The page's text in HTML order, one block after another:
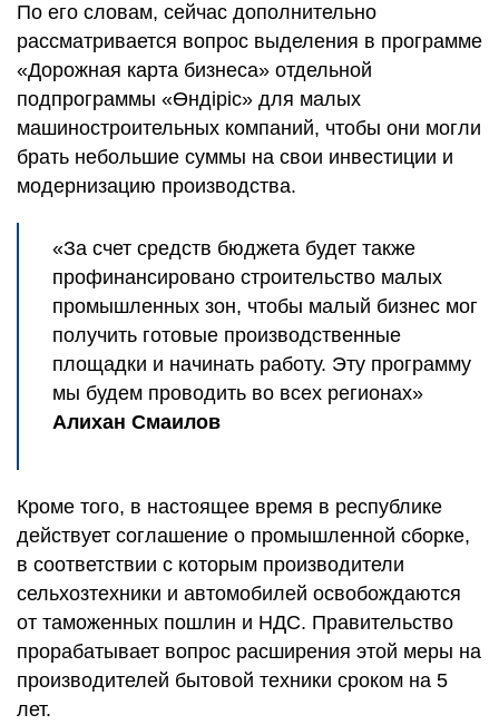
По его словам, сейчас дополнительно
рассматривается вопрос выделения в программе
«Дорожная карта бизнеса» отдельной
подпрограммы «Өндіріс» для малых
машиностроительных компаний, чтобы они могли
брать небольшие суммы на свои инвестиции и
модернизацию производства.
«За счет средств бюджета будет также
профинансировано строительство малых
промышленных зон, чтобы малый бизнес мог
получить готовые производственные
площадки и начинать работу. Эту программу
мы будем проводить во всех регионах»
Алихан Смаилов
Кроме того, в настоящее время в республике
действует соглашение о промышленной сборке,
в соответствии с которым производители
сельхозтехники и автомобилей освобождаются
от таможенных пошлин и НДС. Правительство
прорабатывает вопрос расширения этой меры на
производителей бытовой техники сроком на 5
лет.